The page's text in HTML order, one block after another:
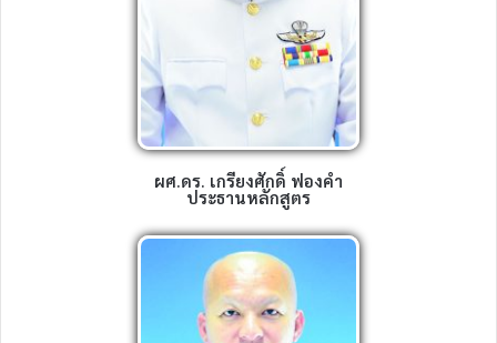
ผศ.ดร. เกรียงศักดิ์ ฟองคำ
ประธานหลักสูตร